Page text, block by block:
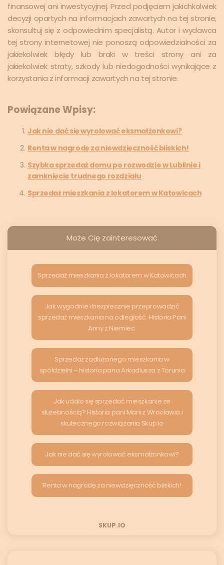
finansowej ani inwestycyjnej. Przed podjęciem jakichkolwiek
decyzji opartych na informacjach zawartych na tej stronie,
skonsultuj się z odpowiednim specjalistą. Autor i wydawca
tej strony internetowej nie ponoszą odpowiedzialności za
jakiekolwiek błędy lub braki w treści strony ani za
jakiekolwiek straty, szkody lub niedogodności wynikające z
korzystania z informacji zawartych na tej stronie.
Powiązane Wpisy:
Jak nie dać się wyrolować eksmałżonkowi?
Renta w nagrodę za niewdzięczność bliskich!
Szybka sprzedaż domu po rozwodzie w Lublinie i
zamknięcie trudnego rozdziału
Sprzedaż mieszkania z lokatorem w Katowicach
Może Cię zainteresować
Sprzedaż mieszkania z lokatorem w Katowicach
Jak wygodnie i bezpiecznie przeprowadzić
sprzedaż mieszkania na odległość. Historia Pani
Anny z Niemiec.
Sprzedaż zadłużonego mieszkania w
spółdzielni – historia pana Arkadiusza z Torunia
Jak udało się sprzedać mieszkanie ze
służebnością? Historia pani Marii z Wrocławia i
skutecznego rozwiązania Skup.io
Jak nie dać się wyrolować eksmałżonkowi?
Renta w nagrodę za niewdzięczność bliskich!
SKUP.IO